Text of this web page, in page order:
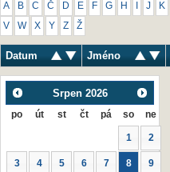
A B C Č D E F G H J K
V W X Y Z Ž
Datum Jméno
Srpen 2026
po út st čt pá so ne
1 2
3 4 5 6 7 8 9